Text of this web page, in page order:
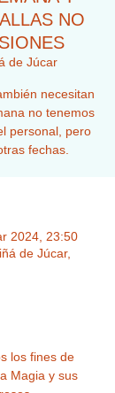
NO
de Júcar
necesitan
no tenemos
personal, pero
fechas.
2024, 23:50
de Júcar,
los fines de
Magia y sus